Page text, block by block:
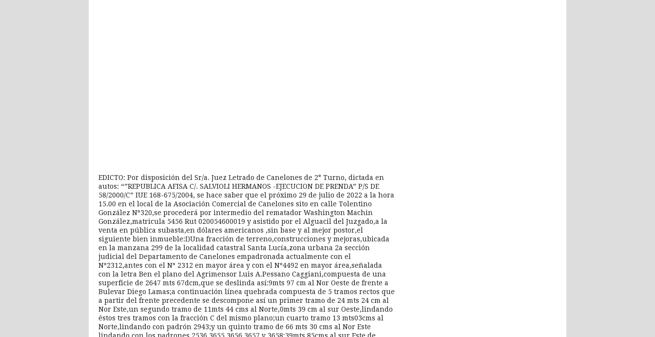
EDICTO: Por disposición del Sr/a. Juez Letrado de Canelones de 2° Turno, dictada en
autos: “”REPUBLICA AFISA C/. SALVIOLI HERMANOS -EJECUCION DE PRENDA” P/S DE
58/2000/C” IUE 168-675/2004, se hace saber que el próximo 29 de julio de 2022 a la hora
15.00 en el local de la Asociación Comercial de Canelones sito en calle Tolentino
González Nº320,se procederá por intermedio del rematador Washington Machin
González,matricula 5456 Rut 020054600019 y asistido por el Alguacil del Juzgado,a la
venta en pública subasta,en dólares americanos ,sin base y al mejor postor,el
siguiente bien inmueble:I)Una fracción de terreno,construcciones y mejoras,ubicada
en la manzana 299 de la localidad catastral Santa Lucía,zona urbana 2a sección
judicial del Departamento de Canelones empadronada actualmente con el
Nº2312,antes con el Nº 2312 en mayor área y con el Nº4492 en mayor área,señalada
con la letra Ben el plano del Agrimensor Luis A.Pessano Caggiani,compuesta de una
superficie de 2647 mts 67dcm,que se deslinda así:9mts 97 cm al Nor Oeste de frente a
Bulevar Diego Lamas;a continuación línea quebrada compuesta de 5 tramos rectos que
a partir del frente precedente se descompone así un primer tramo de 24 mts 24 cm al
Nor Este,un segundo tramo de 11mts 44 cms al Norte,0mts 39 cm al sur Oeste,lindando
éstos tres tramos con la fracción C del mismo plano;un cuarto tramo 13 mts03cms al
Norte,lindando con padrón 2943;y un quinto tramo de 66 mts 30 cms al Nor Este